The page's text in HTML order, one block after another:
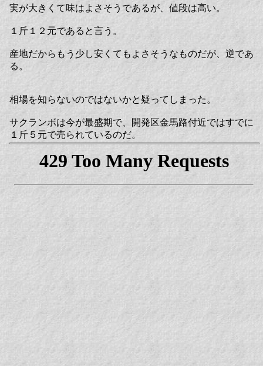
実が大きくて味はよさそうであるが、値段は高い。
１斤１２元であると言う。
産地だからもう少し安くてもよさそうなものだが、逆であ
る。
相場を知らないのではないかと疑ってしまった。
サクランボは今が最盛期で、開発区金馬路付近ではすでに
１斤５元で売られているのだ。